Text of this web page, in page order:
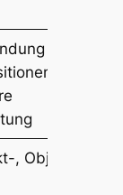
von
, Objekt-